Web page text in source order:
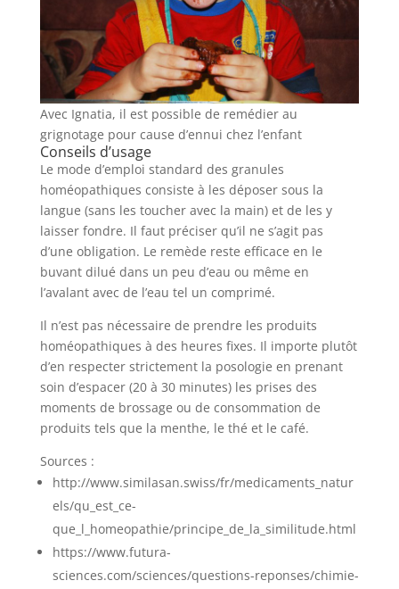
Avec Ignatia, il est possible de remédier au
grignotage pour cause d’ennui chez l’enfant
Conseils d’usage
Le mode d’emploi standard des granules
homéopathiques consiste à les déposer sous la
langue (sans les toucher avec la main) et de les y
laisser fondre. Il faut préciser qu’il ne s’agit pas
d’une obligation. Le remède reste efficace en le
buvant dilué dans un peu d’eau ou même en
l’avalant avec de l’eau tel un comprimé.
Il n’est pas nécessaire de prendre les produits
homéopathiques à des heures fixes. Il importe plutôt
d’en respecter strictement la posologie en prenant
soin d’espacer (20 à 30 minutes) les prises des
moments de brossage ou de consommation de
produits tels que la menthe, le thé et le café.
Sources :
http://www.similasan.swiss/fr/medicaments_natur
els/qu_est_ce-
que_l_homeopathie/principe_de_la_similitude.html
https://www.futura-
sciences.com/sciences/questions-reponses/chimie-